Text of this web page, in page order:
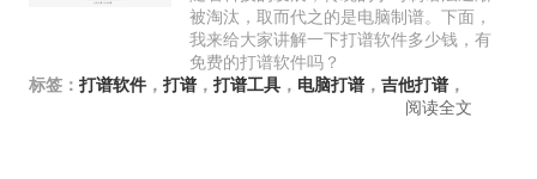
被淘汰，取而代之的是电脑制谱。下面，
我来给大家讲解一下打谱软件多少钱，有
免费的打谱软件吗？
标签： 打谱软件， 打谱， 打谱工具， 电脑打谱， 吉他打谱，
阅读全文